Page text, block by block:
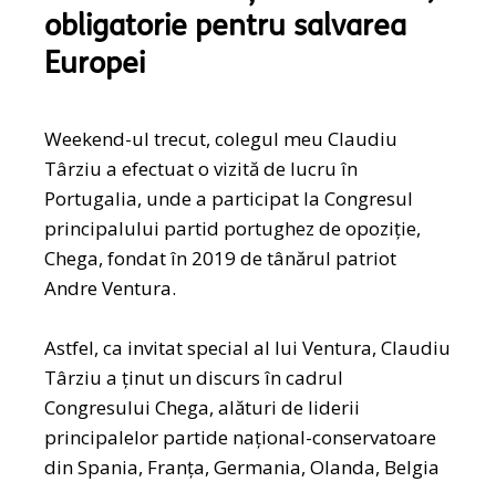
obligatorie pentru salvarea
Europei
Weekend-ul trecut, colegul meu Claudiu
Târziu a efectuat o vizită de lucru în
Portugalia, unde a participat la Congresul
principalului partid portughez de opoziție,
Chega, fondat în 2019 de tânărul patriot
Andre Ventura.
Astfel, ca invitat special al lui Ventura, Claudiu
Târziu a ținut un discurs în cadrul
Congresului Chega, alături de liderii
principalelor partide național-conservatoare
din Spania, Franța, Germania, Olanda, Belgia